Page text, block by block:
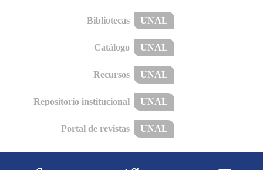
Bibliotecas UNAL
Catálogo UNAL
Recursos UNAL
Repositorio institucional UNAL
Portal de revistas UNAL